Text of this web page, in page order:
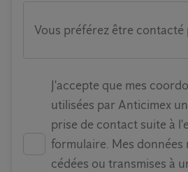
Vous préférez être contacté
J'accepte que mes
utilisées par Anticimex
prise de contact suite à
formulaire. Mes données
cédées ou transmises à